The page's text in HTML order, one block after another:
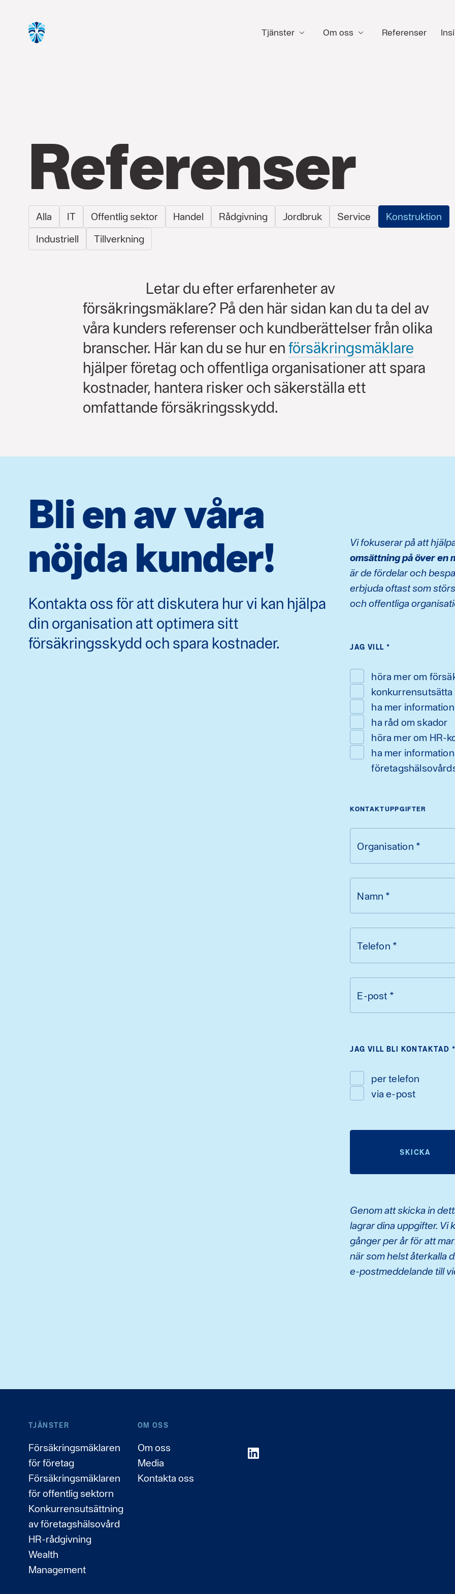
Tjänster Om oss Referenser
Alla typer
Referenser
Alla IT Offentlig sektor Handel Rådgivning Jordbruk Service
Konstruktion
Industriell
Tillverkning
Letar du efter erfarenheter av
försäkringsmäklare? På den här sidan kan du ta del av
våra kunders referenser och kundberättelser från olika
branscher. Här kan du se hur enförsäkringsmäklare
hjälper företag och offentliga organisationer att spara
kostnader, hantera risker och säkerställa ett
omfattande försäkringsskydd.
Bli en av våra
nöjda kunder!
Kontakta oss för att diskutera hur vi kan hjälpa
din organisation att optimera sitt
försäkringsskydd och spara kostnader.
Vi fokuserar på att
omsättning på över en
är de fördelar och
erbjuda oftast som
och offentliga
JAG VILL *
höra mer om
ha mer
ha råd om skador
höra mer om HR-
ha mer
KONTAKTUPPGIFTER
Organisation *
Namn *
Telefon *
E-post *
JAG VILL BLI KONTAKTAD
per telefon
via e-post
SKICKA
Genom att skicka in
lagrar dina uppgifter. Vi
gånger per år för att
när som helst återkalla
e-postmeddelande till
TJÄNSTER
Försäkringsmäklaren
för företag
Försäkringsmäklaren
för offentlig sektorn
Konkurrensutsättning
av företagshälsovård
HR-rådgivning
Wealth
Management
OM OSS
Om oss
Media
Kontakta oss